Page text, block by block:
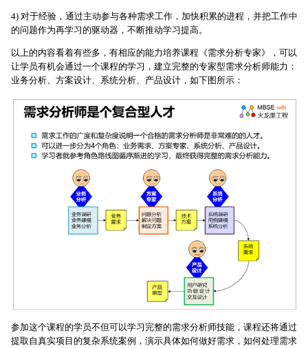
4) 对于经验，通过主动参与各种需求工作，加快积累的进程，并把工作中
的问题作为再学习的驱动器，不断推动学习提高。
以上的内容看着有些多，有相应的能力培养课程《需求分析专家》，可以
让学员有机会通过一个课程的学习，建立完整的专家型需求分析师能力：
业务分析、方案设计、系统分析、产品设计，如下图所示：
参加这个课程的学员不但可以学习完整的需求分析师技能，课程还将通过
提取自真实项目的复杂系统案例，演示具体如何做好需求，如何处理需求